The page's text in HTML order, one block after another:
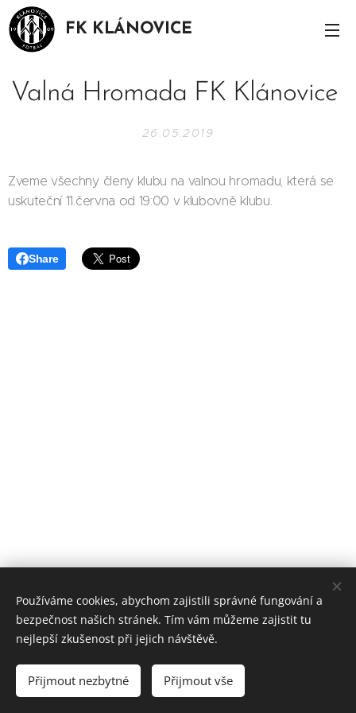
FK KLÁNOVICE
Valná Hromada FK Klánovice
26.05.2019
Zveme všechny členy klubu na valnou hromadu, která se
uskuteční 11.června od 19:00 v klubovně klubu.
Share
FK Klánovice, z. s.
Všechna práva vyhrazena 2026
Používáme cookies, abychom zajistili správné fungování a
bezpečnost našich stránek. Tím vám můžeme zajistit tu
nejlepší zkušenost při jejich návštěvě.
Přijmout nezbytné Přijmout vše